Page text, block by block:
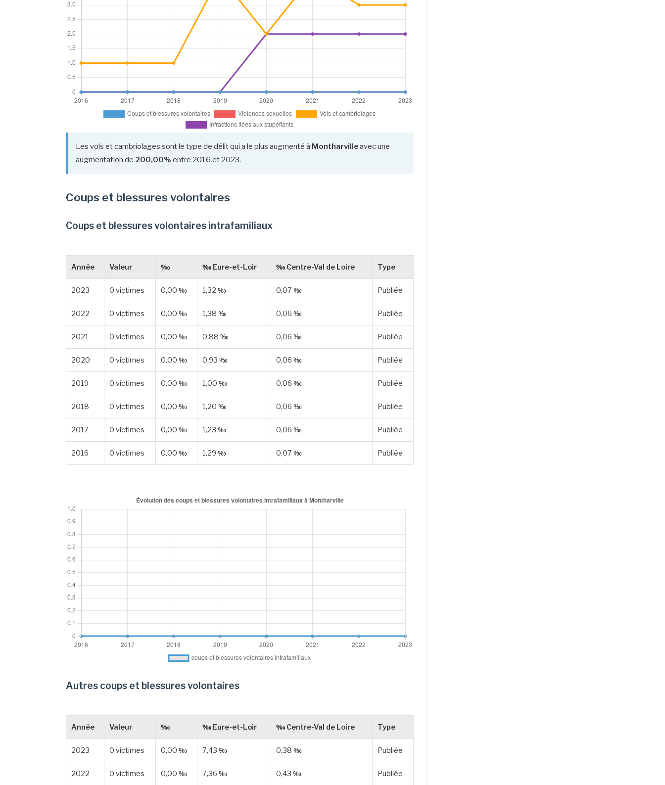
Les vols et cambriolages sont le type de délit qui a le plus augmenté à Montharvilleavec une
augmentation de 200,00% entre 2016 et 2023.
Coups et blessures volontaires
Coups et blessures volontaires intrafamiliaux
Année Valeur ‰ ‰ Eure-et-Loir ‰ Centre-Val de Loire Type
2023 0 victimes 0,00 ‰ 1,32 ‰ 0,07 ‰ Publiée
2022 0 victimes 0,00 ‰ 1,38 ‰ 0,06 ‰ Publiée
2021 0 victimes 0,00 ‰ 0,88 ‰ 0,06 ‰ Publiée
2020 0 victimes 0,00 ‰ 0,93 ‰ 0,06 ‰ Publiée
2019 0 victimes 0,00 ‰ 1,00 ‰ 0,06 ‰ Publiée
2018 0 victimes 0,00 ‰ 1,20 ‰ 0,06 ‰ Publiée
2017 0 victimes 0,00 ‰ 1,23 ‰ 0,06 ‰ Publiée
2016 0 victimes 0,00 ‰ 1,29 ‰ 0,07 ‰ Publiée
Autres coups et blessures volontaires
Année Valeur ‰ ‰ Eure-et-Loir ‰ Centre-Val de Loire Type
2023 0 victimes 0,00 ‰ 7,43 ‰ 0,38 ‰ Publiée
2022 0 victimes 0,00 ‰ 7,36 ‰ 0,43 ‰ Publiée